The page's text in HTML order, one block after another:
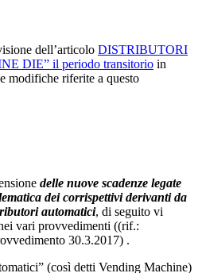
dell’articolo DISTRIBUTORI
DIE” il periodo transitorio in
modifiche riferite a questo
delle nuove scadenze legate
dei corrispettivi derivanti da
automatici, di seguito vi
vari provvedimenti ((rif.:
30.3.2017) .
(così detti Vending Machine)